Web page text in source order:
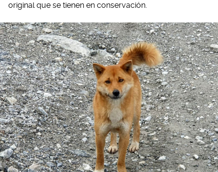
original que se tienen en conservación.